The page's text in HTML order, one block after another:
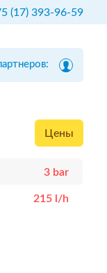
(17) 393-96-59
Цены
3 bar
215 l/h